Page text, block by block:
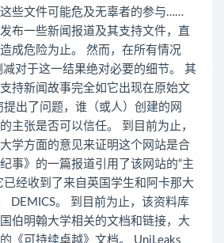
些文件可能危及无辜者的参与……
布一些新闻报道及其支持文件，直
成危险为止。 然而，在所有情况
对于这一结果绝对必要的细节。 其
持新闻故事完全如它出现在原始文
提出了问题，谁（或人）创建的网
主张是否可以信任。 到目前为止，
学方面的意见来证明这个网站是合
事》的一篇报道引用了该网站的“主
已经收到了来自英国学生和阿卡那大
DEMICS。 到目前为止，该资料库
伯明翰大学相关的文档和链接，大
《可持续卓越》文档。 UniLeaks